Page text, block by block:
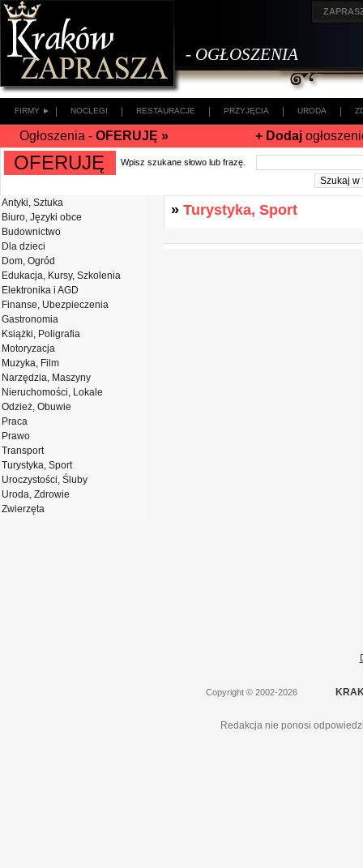
- OGŁOSZENIA
FIRMY ► NOCLEGI RESTAURACJE PRZYJĘCIA URODA
Ogłoszenia - OFERUJĘ » + Dodaj
OFERUJĘ Wpisz szukane słowo lub frazę.
Antyki, Sztuka
Biuro, Języki obce
Budownictwo
Dla dzieci
Dom, Ogród
Edukacja, Kursy, Szkolenia
Elektronika i AGD
Finanse, Ubezpieczenia
Gastronomia
Książki, Poligrafia
Motoryzacja
Muzyka, Film
Narzędzia, Maszyny
Nieruchomości, Lokale
Odzież, Obuwie
Praca
Prawo
Transport
Turystyka, Sport
Uroczystości, Śluby
Uroda, Zdrowie
Zwierzęta
» Turystyka, Sport
Copyright © 2002-2026
Redakcja nie ponosi